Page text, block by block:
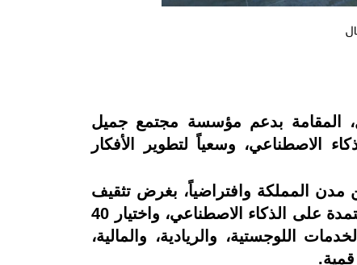
من مسابقة ستارت سمارت 2025 لريادة الأعمال، المقامة بدعم مؤسسة مجتمع جميل
الاصطناعي، وسعياً لتطوير الأفكار
في عدد من مدن المملكة وافتراضياً، بغرض تثقيف
رواد الأعمال السعوديين واستقطاب أكبر شريحة ممكنة من أصحاب الأفكار الريادية الواعدة المعتمدة على الذكاء الاصطناعي، واختيار 40
اللوجستية، والريادية، والمالية،